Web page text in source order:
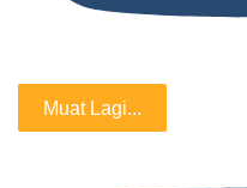
Muat Lagi...